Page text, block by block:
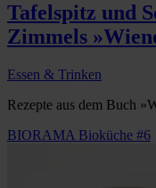
Tafelspitz und
Zimmels
Essen & Trinken
Rezepte aus dem Buch
BIORAMA Bioküche #6